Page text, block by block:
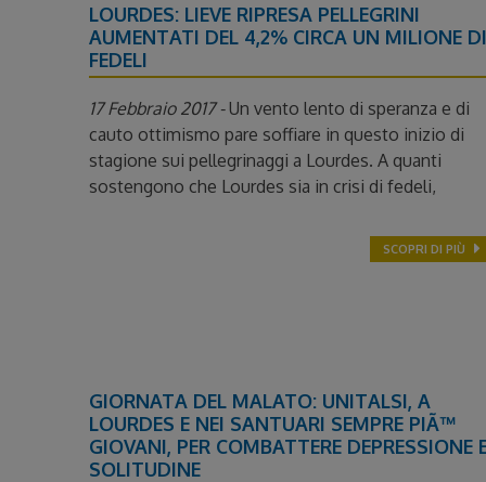
LOURDES: LIEVE RIPRESA PELLEGRINI
AUMENTATI DEL 4,2% CIRCA UN MILIONE DI
FEDELI
17 Febbraio 2017 -Un vento lento di speranza e di
cauto ottimismo pare soffiare in questo inizio di
stagione sui pellegrinaggi a Lourdes. A quanti
sostengono che Lourdes sia in crisi di fedeli,
SCOPRI DI PIÙ
GIORNATA DEL MALATO: UNITALSI, A
LOURDES E NEI SANTUARI SEMPRE PIÃ™
GIOVANI, PER COMBATTERE DEPRESSIONE
SOLITUDINE